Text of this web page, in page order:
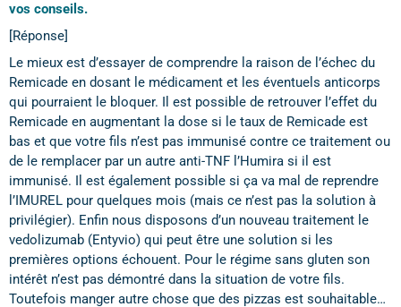
vos conseils.
[Réponse]
Le mieux est d’essayer de comprendre la raison de l’échec du
Remicade en dosant le médicament et les éventuels anticorps
qui pourraient le bloquer. Il est possible de retrouver l’effet du
Remicade en augmentant la dose si le taux de Remicade est
bas et que votre fils n’est pas immunisé contre ce traitement ou
de le remplacer par un autre anti-TNF l’Humira si il est
immunisé. Il est également possible si ça va mal de reprendre
l’IMUREL pour quelques mois (mais ce n’est pas la solution à
privilégier). Enfin nous disposons d’un nouveau traitement le
vedolizumab (Entyvio) qui peut être une solution si les
premières options échouent. Pour le régime sans gluten son
intérêt n’est pas démontré dans la situation de votre fils.
Toutefois manger autre chose que des pizzas est souhaitable…